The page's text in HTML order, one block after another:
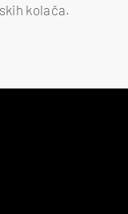
kolača.